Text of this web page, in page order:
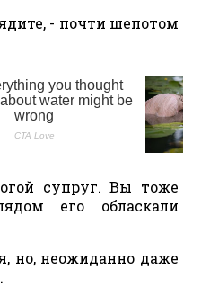
- почти шепотом
супруг. Вы тоже
его обласкали
неожиданно даже